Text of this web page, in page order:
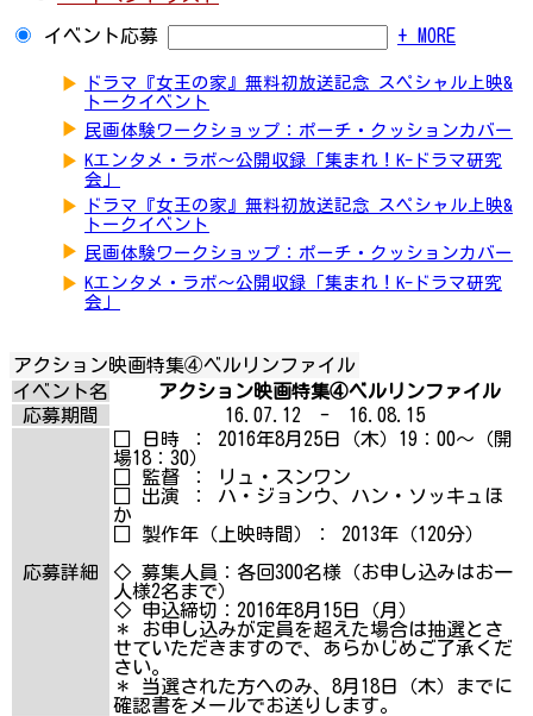
イベント応募 + MORE
▶
ドラマ『女王の家』無料初放送記念 スペシャル上映&
トークイベント
▶ 民画体験ワークショップ：ポーチ・クッションカバー
▶ Kエンタメ・ラボ～公開収録「集まれ！K-ドラマ研究
会」
▶
ドラマ『女王の家』無料初放送記念 スペシャル上映&
トークイベント
▶ 民画体験ワークショップ：ポーチ・クッションカバー
▶ Kエンタメ・ラボ～公開収録「集まれ！K-ドラマ研究
会」
アクション映画特集④ベルリンファイル
イベント名
アクション映画特集④ベルリンファイル
応募期間
16.07.12 - 16.08.15
応募詳細
□ 日時 ： 2016年8月25日（木）19：00～（開
場18：30）
□ 監督 ： リュ・スンワン
□ 出演 ： ハ・ジョンウ、ハン・ソッキュほ
か
□ 製作年（上映時間）： 2013年（120分）
◇ 募集人員：各回300名様（お申し込みはお一
人様2名まで）
◇ 申込締切：2016年8月15日（月）
＊ お申し込みが定員を超えた場合は抽選とさ
せていただきますので、あらかじめご了承くだ
さい。
＊ 当選された方へのみ、8月18日（木）までに
確認書をメールでお送りします。